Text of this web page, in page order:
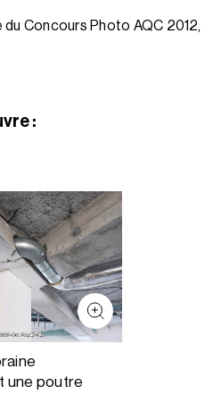
Concours Photo AQC 2012,
:
une poutre